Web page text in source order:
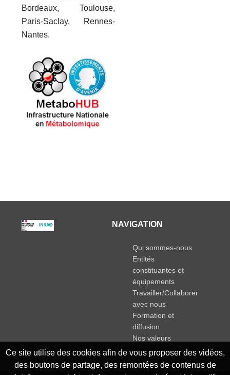
Bordeaux, Toulouse,
Paris-Saclay, Rennes-
Nantes.
Ce site utilise des cookies afin de vous proposer des vidéos,
des boutons de partage, des remontées de contenus de
NAVIGATION
Qui sommes-nous
Entités
constituantes et
équipements
Travailler/Collaborer
avec nous
Formation et
diffusion
Nos valeurs